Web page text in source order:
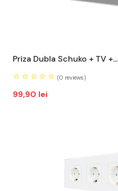
Priza Dubla Schuko + TV +...
(0 reviews)
Pret
99,90 lei